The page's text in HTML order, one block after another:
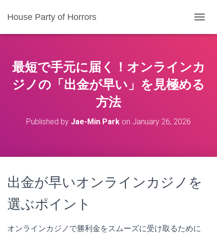
House Party of Horrors
O
L
E
N
A
最短で手元に届く！オンラインカ
ジノの「出金が早い」を見極める
方法
Published by Jae-Min Park on January 26, 2026
出金が早いオンラインカジノを
選ぶポイント
オンラインカジノで勝利金をスムーズに受け取るために